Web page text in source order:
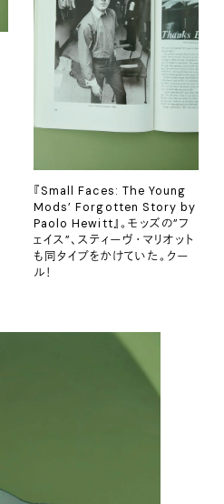
『Small Faces: The Young
Mods’ Forgotten Story by
Paolo Hewitt』。モッズの”フ
ェイス”、スティーヴ・マリオット
も同タイプをかけていた。クー
ル！